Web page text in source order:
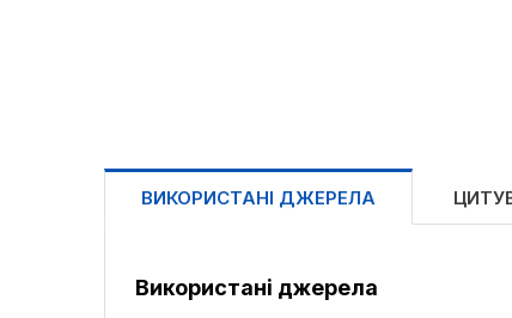
ВИКОРИСТАНІ ДЖЕРЕЛА
Використані джерела